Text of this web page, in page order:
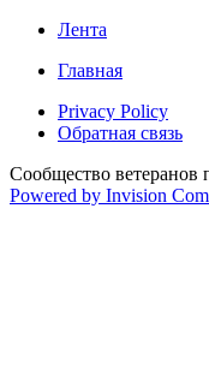
Лента
Главная
Privacy Policy
Обратная связь
Сообщество
Powered by Invision